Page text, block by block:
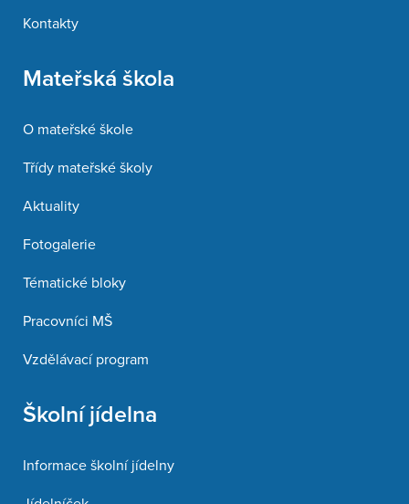
Kontakty
Mateřská škola
O mateřské škole
Třídy mateřské školy
Aktuality
Fotogalerie
Tématické bloky
Pracovníci MŠ
Vzdělávací program
Školní jídelna
Informace školní jídelny